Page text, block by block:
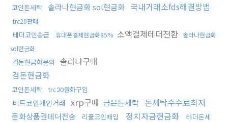
코인돈세탁 솔라나현금화 sol현금화 국내거래소fds해결방법
trc20판매
테더코인송금 휴대폰결제현금화85% 소액결제테더전환 솔라나현금화
sol현금화
검돈현금화문의
솔라나구매
검돈현금화
코인돈세탁 trc20원화구입
비트코인개인거래 xrp구매 금은돈세탁 돈세탁수수료최저
문화상품권테더전송 리플코인매입 정치자금현금화
테더돈세